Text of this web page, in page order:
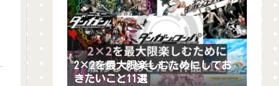
2×2を最大限楽しむためにしてお
きたいこと11選